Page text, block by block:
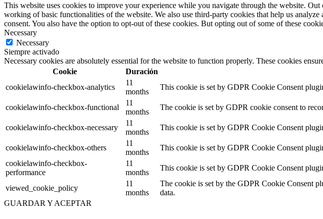
This website uses cookies to improve your experience while you navigate through the website.
working of basic functionalities of the website. We also use third-party cookies that help us
consent. You also have the option to opt-out of these cookies. But opting out of some of these
Necessary
Necessary
Siempre activado
Necessary cookies are absolutely essential for the website to function properly. These cookies
Cookie
Duración
cookielawinfo-checkbox-analytics
11
months
This cookie is set by GDPR Cookie Consent
cookielawinfo-checkbox-functional
11
months
The cookie is set by GDPR cookie consent to
cookielawinfo-checkbox-necessary
11
months
This cookie is set by GDPR Cookie Consent
cookielawinfo-checkbox-others
11
months
This cookie is set by GDPR Cookie Consent
cookielawinfo-checkbox-
performance
11
months
This cookie is set by GDPR Cookie Consent
viewed_cookie_policy
11
months
The cookie is set by the GDPR Cookie Consent
data.
GUARDAR Y ACEPTAR